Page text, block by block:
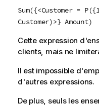
Sum({<Customer =
Customer)>} Amount)
Cette expression
clients, mais ne
Il est impossible
d'autres expressions.
De plus, seuls les